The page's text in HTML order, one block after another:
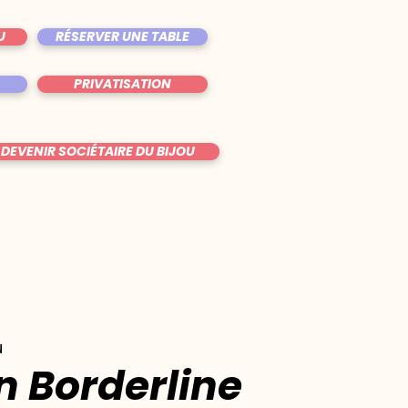
RÉSERVER UNE TABLE
PRIVATISATION
DEVENIR SOCIÉTAIRE DU BIJOU
Borderline